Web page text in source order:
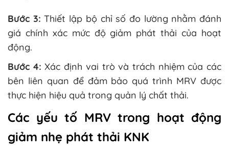
Bước 3: Thiết lập bộ chỉ số đo lường nhằm đánh
giá chính xác mức độ giảm phát thải của hoạt
động.
Bước 4: Xác định vai trò và trách nhiệm của các
bên liên quan để đảm bảo quá trình MRV được
thực hiện hiệu quả trong quản lý chất thải.
Các yếu tố MRV trong hoạt động
giảm nhẹ phát thải KNK